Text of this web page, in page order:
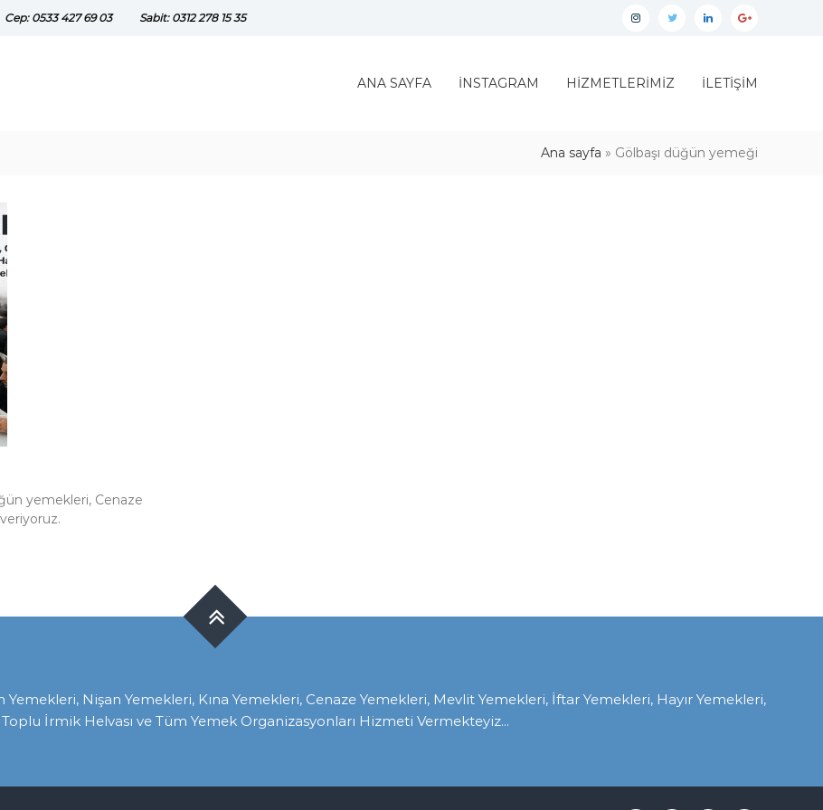
Cep: 0533 427 69 03 Sabit: 0312 278 15 35 İnstagramtwitter linkedin google
ANA SAYFA İNSTAGRAM HİZMETLERİMİZ İLETİŞİM
Ana sayfa » Gölbaşı düğün yemeği
yemekleri, Cenaze
Nişan Yemekleri, Kına Yemekleri, Cenaze Yemekleri, Mevlit Yemekleri, İftar Yemekleri, Hayır Yemekleri,
İrmik Helvası ve Tüm Yemek Organizasyonları Hizmeti Vermekteyiz...